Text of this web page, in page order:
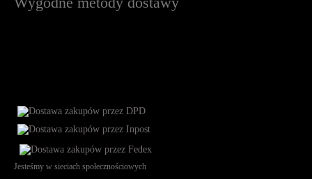
Jesteśmy w sieciach społecznościowych